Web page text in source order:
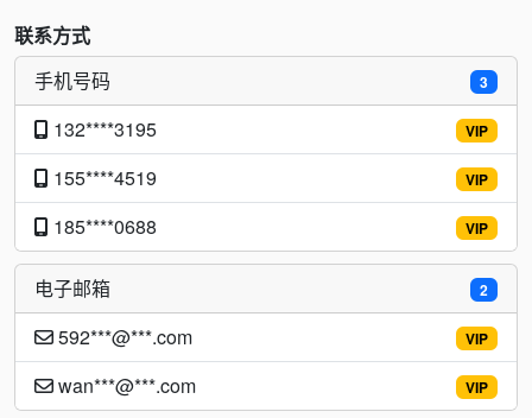
联系方式
3
手机号码
VIP
132****3195
VIP
155****4519
VIP
185****0688
2
电子邮箱
VIP
592***@***.com
VIP
wan***@***.com